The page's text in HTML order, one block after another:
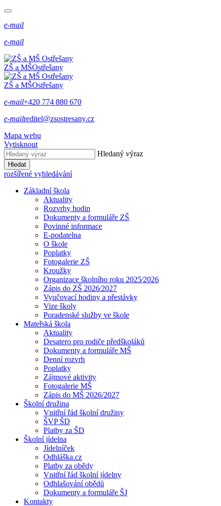
e-mail
e-mail
ZŠ a MŠOstřešany
ZŠ a MŠOstřešany
e-mail+420 774 880 670
e-mailreditel@zsostresany.cz
Mapa webu
Vytisknout
Hledaný výraz
Hledat
rozšířené vyhledávání
Základní škola
Aktuality
Rozvrhy hodin
Dokumenty a formuláře ZŠ
Povinné informace
E-podatelna
O škole
Poplatky
Fotogalerie ZŠ
Kroužky
Organizace školního roku 2025⁄2026
Zápis do ZŠ 2026⁄2027
Vyučovací hodiny a přestávky
Vize školy
Poradenské služby ve škole
Mateřská škola
Aktuality
Desatero pro rodiče předškoláků
Dokumenty a formuláře MŠ
Denní rozvrh
Poplatky
Zájmové aktivity
Fotogalerie MŠ
Zápis do MŠ 2026/2027
Školní družina
Vnitřní řád školní družiny
ŠVP ŠD
Platby za ŠD
Školní jídelna
Jídelníček
Odhláška.cz
Platby za obědy
Vnitřní řád školní jídelny
Odhlašování obědů
Dokumenty a formuláře ŠJ
Kontakty